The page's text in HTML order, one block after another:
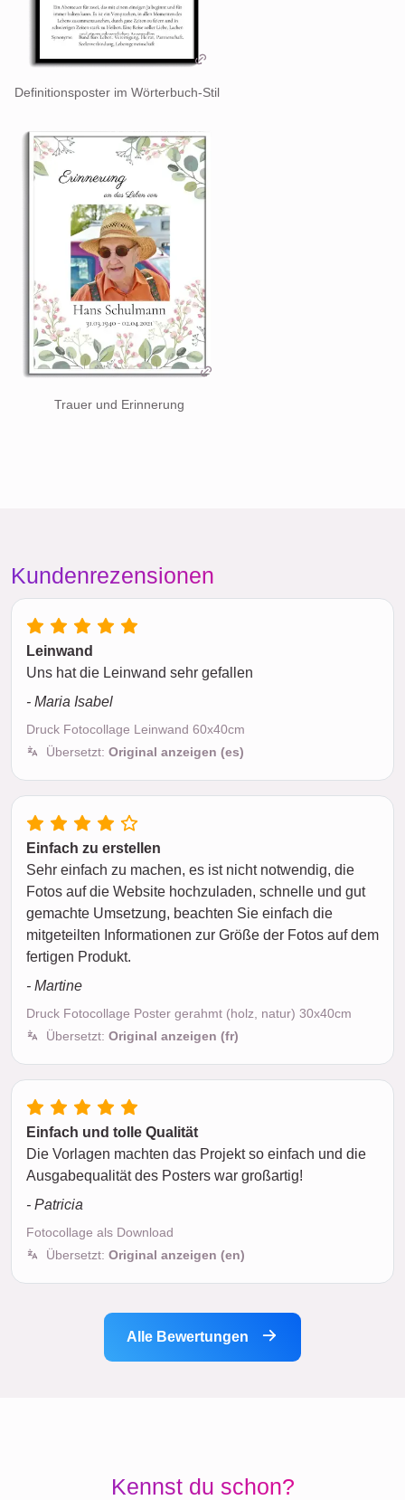
Definitionsposter im Wörterbuch-Stil
Trauer und Erinnerung
Kundenrezensionen
Leinwand
Uns hat die Leinwand sehr gefallen
- Maria Isabel
Druck Fotocollage Leinwand 60x40cm
Übersetzt: Original anzeigen (es)
Einfach zu erstellen
Sehr einfach zu machen, es ist nicht notwendig, die
Fotos auf die Website hochzuladen, schnelle und gut
gemachte Umsetzung, beachten Sie einfach die
mitgeteilten Informationen zur Größe der Fotos auf dem
fertigen Produkt.
- Martine
Druck Fotocollage Poster gerahmt (holz, natur) 30x40cm
Übersetzt: Original anzeigen (fr)
Einfach und tolle Qualität
Die Vorlagen machten das Projekt so einfach und die
Ausgabequalität des Posters war großartig!
- Patricia
Fotocollage als Download
Übersetzt: Original anzeigen (en)
Alle Bewertungen
Kennst du schon?